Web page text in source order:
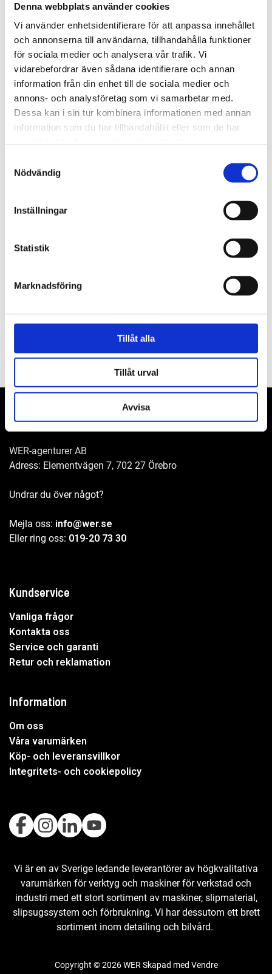
Denna webbplats använder cookies
Vi använder enhetsidentifierare för att anpassa innehållet
och annonserna till användarna, tillhandahålla funktioner
för sociala medier och analysera vår trafik. Vi
vidarebefordrar även sådana identifierare och annan
information från din enhet till de sociala medier och
annons- och analysföretag som vi samarbetar med.
Dessa kan i sin tur kombinera informationen med annan
information som du har tillhandahållit eller som de har
Nödvändig
Inställningar
Statistik
Marknadsföring
Tillåt alla
Tillåt urval
Avvisa
Finns i lager
Passande tillbehör
Coca-Cola luftfräschare Start-kit med ställ
3 990 kr Lägg till
WER-agenturer AB
Adress: Elementvägen 7, 702 27 Örebro
Undrar du över något?
Mejla oss: info@wer.se
Eller ring oss: 019-20 73 30
Kundservice
Vanliga frågor
Kontakta oss
Service och garanti
Retur och reklamation
Information
Om oss
Våra varumärken
Köp- och leveransvillkor
Integritets- och cookiepolicy
Vi är en av Sverige ledande leverantörer av högkvalitativa
varumärken för verktyg och maskiner för verkstad och
industri med ett stort sortiment av maskiner, slipmaterial,
slipsugssystem och förbrukning. Vi har dessutom ett brett
sortiment inom detailing och bilvård.
Copyright © 2026 WER Skapad med Vendre